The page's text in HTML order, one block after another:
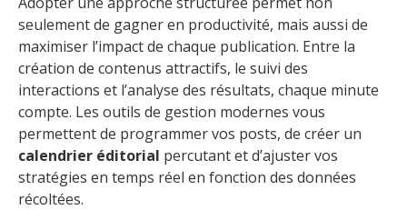
seulement de gagner en productivité, mais aussi de
maximiser l’impact de chaque publication. Entre la
création de contenus attractifs, le suivi des
interactions et l’analyse des résultats, chaque minute
compte. Les outils de gestion modernes vous
permettent de programmer vos posts, de créer un
calendrier éditorial percutant et d’ajuster vos
stratégies en temps réel en fonction des données
récoltées.